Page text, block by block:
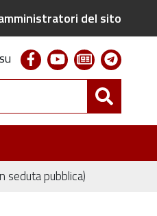
del sito
facebookyoutubenewsletter
Cerca
nel
sito
seduta pubblica)